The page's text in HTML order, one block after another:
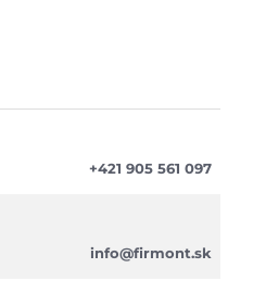
+421 905 561 097
info@firmont.sk